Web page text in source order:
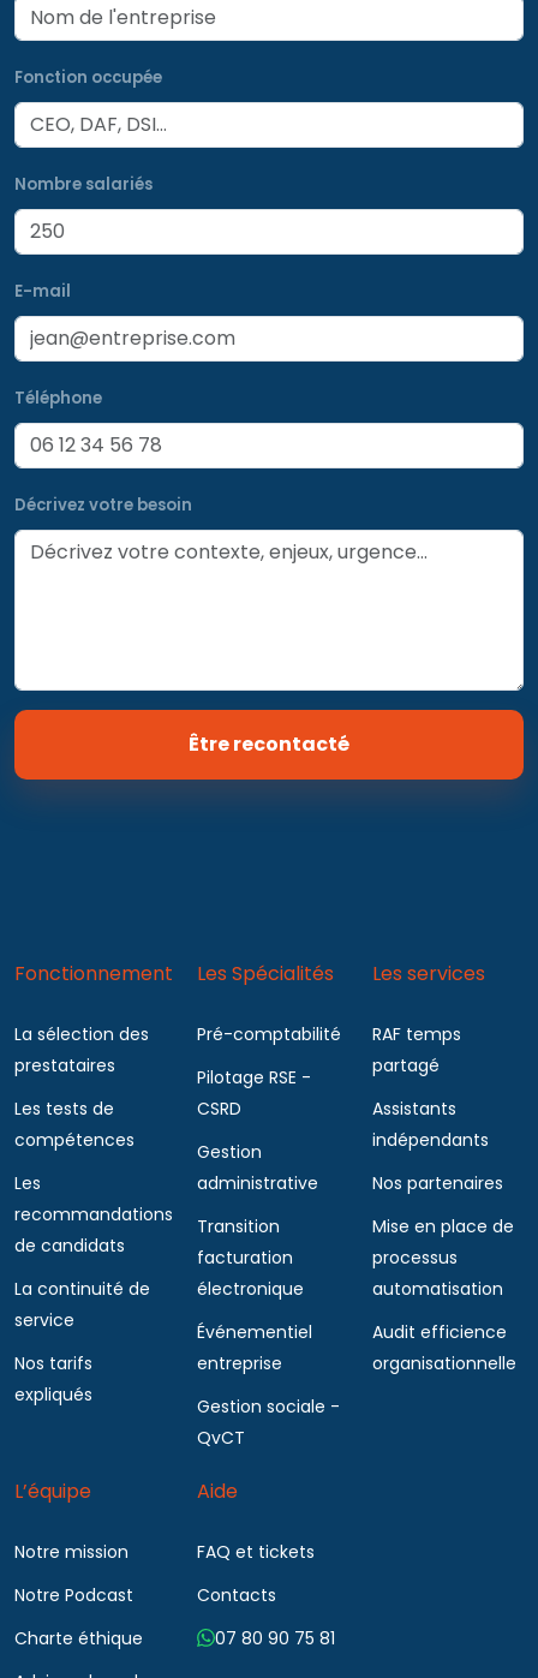
Fonction occupée
Nombre salariés
E-mail
Téléphone
Décrivez votre besoin
Être recontacté
Fonctionnement
La sélection des
prestataires
Les tests de
compétences
Les
recommandations
de candidats
La continuité de
service
Nos tarifs
expliqués
Les Spécialités
Pré-comptabilité
Pilotage RSE -
CSRD
Gestion
administrative
Transition
facturation
électronique
Événementiel
entreprise
Gestion sociale -
QvCT
Les services
RAF temps
partagé
Assistants
indépendants
Nos partenaires
Mise en place de
processus
automatisation
Audit efficience
organisationnelle
L’équipe
Notre mission
Notre Podcast
Charte éthique
Aide
FAQ et tickets
Contacts
07 80 90 75 81